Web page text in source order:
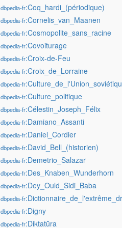
dbpedia-fr:Coq_hardi_(périodique)
dbpedia-fr:Cornelis_van_Maanen
dbpedia-fr:Cosmopolite_sans_racine
dbpedia-fr:Covoiturage
dbpedia-fr:Croix-de-Feu
dbpedia-fr:Croix_de_Lorraine
dbpedia-fr
dbpedia-fr:Culture_politique
dbpedia-fr:Célestin_Joseph_Félix
dbpedia-fr:Damiano_Assanti
dbpedia-fr:Daniel_Cordier
dbpedia-fr:David_Bell_(historien)
dbpedia-fr:Demetrio_Salazar
dbpedia-fr:Des_Knaben_Wunderhorn
dbpedia-fr:Dey_Ould_Sidi_Baba
dbpedia-fr
dbpedia-fr:Digny
dbpedia-fr:Diktatūra